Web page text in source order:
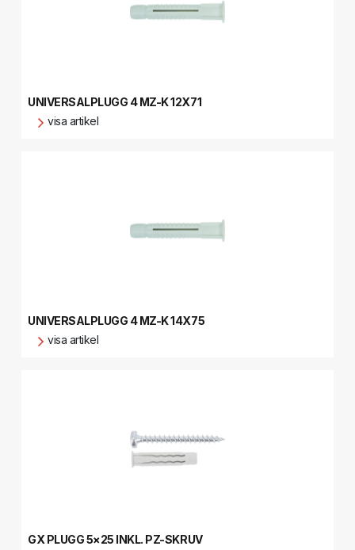
UNIVERSALPLUGG 4 MZ-K 12X71
visa artikel
UNIVERSALPLUGG 4 MZ-K 14X75
visa artikel
GX PLUGG 5×25 INKL. PZ-SKRUV